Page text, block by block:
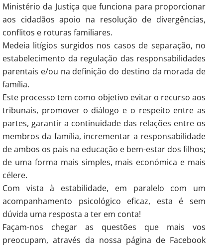
Ministério da Justiça que funciona para proporcionar
aos cidadãos apoio na resolução de divergências,
conflitos e roturas familiares.
Medeia litígios surgidos nos casos de separação, no
estabelecimento da regulação das responsabilidades
parentais e/ou na definição do destino da morada de
família.
Este processo tem como objetivo evitar o recurso aos
tribunais, promover o diálogo e o respeito entre as
partes, garantir a continuidade das relações entre os
membros da família, incrementar a responsabilidade
de ambos os pais na educação e bem-estar dos filhos;
de uma forma mais simples, mais económica e mais
célere.
Com vista à estabilidade, em paralelo com um
acompanhamento psicológico eficaz, esta é sem
dúvida uma resposta a ter em conta!
Façam-nos chegar as questões que mais vos
preocupam, através da nossa página de Facebook